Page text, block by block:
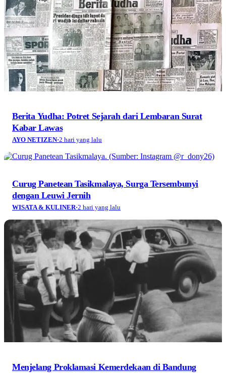
Berita Yudha: Potret Sejarah dari Lembaran Surat
Kabar Lawas
AYO NETIZEN·2 hari yang lalu
Curug Panetean Tasikmalaya, Surga Tersembunyi
dengan Leuwi Jernih
WISATA & KULINER·2 hari yang lalu
Menjelang Proklamasi Kemerdekaan di Bandung